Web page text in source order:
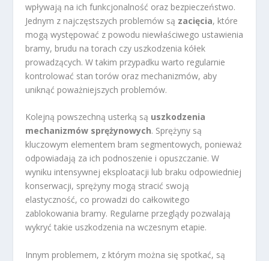
wpływają na ich funkcjonalność oraz bezpieczeństwo.
Jednym z najczęstszych problemów są zacięcia, które
mogą występować z powodu niewłaściwego ustawienia
bramy, brudu na torach czy uszkodzenia kółek
prowadzących. W takim przypadku warto regularnie
kontrolować stan torów oraz mechanizmów, aby
uniknąć poważniejszych problemów.
Kolejną powszechną usterką są uszkodzenia
mechanizmów sprężynowych. Sprężyny są
kluczowym elementem bram segmentowych, ponieważ
odpowiadają za ich podnoszenie i opuszczanie. W
wyniku intensywnej eksploatacji lub braku odpowiedniej
konserwacji, sprężyny mogą stracić swoją
elastyczność, co prowadzi do całkowitego
zablokowania bramy. Regularne przeglądy pozwalają
wykryć takie uszkodzenia na wczesnym etapie.
Innym problemem, z którym można się spotkać, są